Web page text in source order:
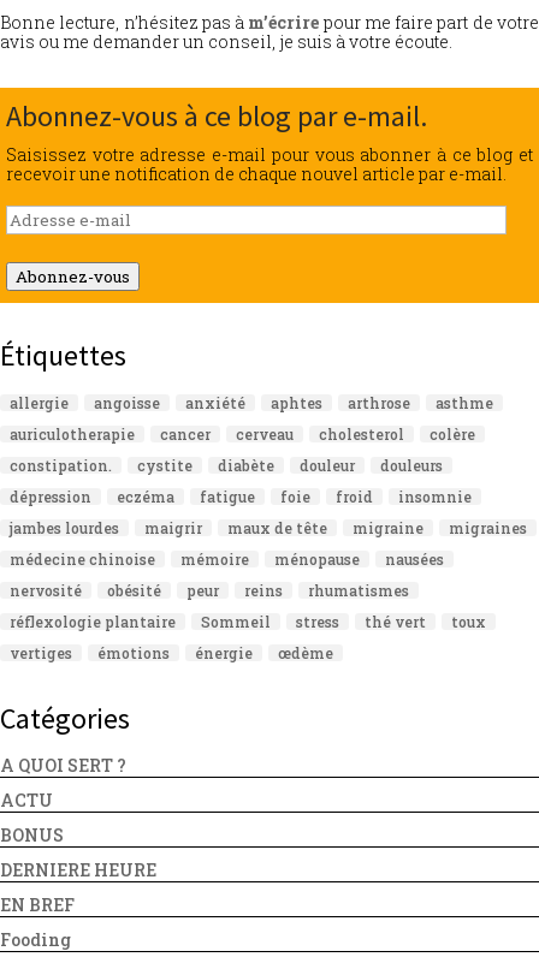
Bonne lecture, n’hésitez pas à m’écrire pour me faire part de votre
avis ou me demander un conseil, je suis à votre écoute.
Abonnez-vous à ce blog par e-mail.
Saisissez votre adresse e-mail pour vous abonner à ce blog et
recevoir une notification de chaque nouvel article par e-mail.
Adresse
e-
mail
Abonnez-vous
Étiquettes
allergie angoisse anxiété aphtes arthrose
asthme
auriculotherapie
cancer cerveau cholesterol
colère
constipation.
cystite diabète douleur
douleurs
dépression
eczéma fatigue foie froid
insomnie
jambes lourdes
maigrir maux de tête migraine
migraines
médecine chinoise
mémoire ménopause
nausées
nervosité
obésité peur reins
rhumatismes
réflexologie plantaire
Sommeil stress thé vert
toux
vertiges
émotions énergie œdème
Catégories
A QUOI SERT ?
ACTU
BONUS
DERNIERE HEURE
EN BREF
Fooding